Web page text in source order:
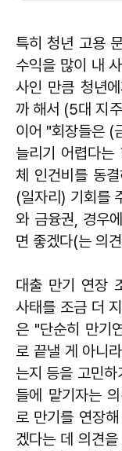
특히 청년 고용
수익을 많이 내
사인 만큼 청년
까 해서 (5대 지
이어 "회장들은 (
늘리기 어렵다는
체 인건비를 동
(일자리) 기회를
와 금융권, 경우
면 좋겠다(는 의
대출 만기 연장
사태를 조금 더
은 "단순히 만기
로 끝낼 게 아니
는지 등을 고민
들에 맡기자는
로 만기를 연장
겠다는 데 의견